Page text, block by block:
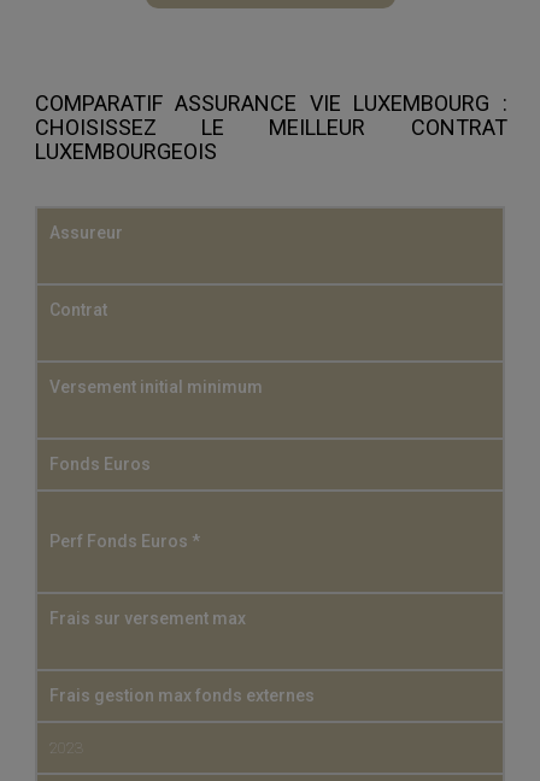
COMPARATIF ASSURANCE VIE LUXEMBOURG :
CHOISISSEZ LE MEILLEUR CONTRAT
LUXEMBOURGEOIS
Assureur
Contrat
Versement initial minimum
Fonds Euros
Perf Fonds Euros *
Frais sur versement max
Frais gestion max fonds externes
2023